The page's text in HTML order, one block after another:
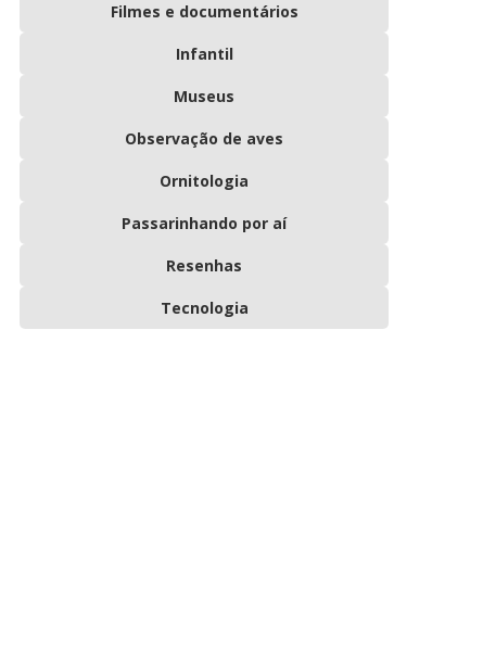
Filmes e documentários
Infantil
Museus
Observação de aves
Ornitologia
Passarinhando por aí
Resenhas
Tecnologia